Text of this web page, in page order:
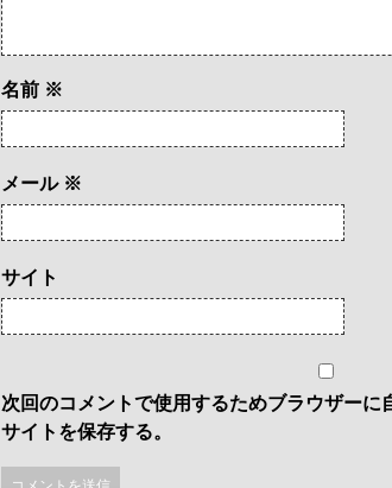
名前 ※
メール ※
サイト
次回のコメントで使用するためブラウザーに
サイトを保存する。